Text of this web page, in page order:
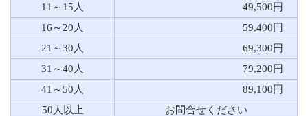
11～15人
49,500円
16～20人
59,400円
21～30人
69,300円
31～40人
79,200円
41～50人
89,100円
50人以上
お問合せください